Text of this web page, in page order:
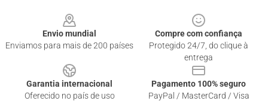
Envio mundial
Enviamos para mais de 200 países
Compre com confiança
Protegido 24/7, do clique à
entrega
Garantia internacional
Oferecido no país de uso
Pagamento 100% seguro
PayPal / MasterCard / Visa